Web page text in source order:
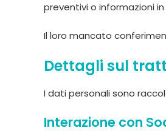
preventivi o informazioni
Il loro mancato
Dettagli sul
I dati personali sono
Interazione con